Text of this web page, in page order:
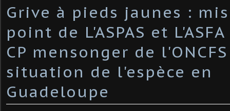
Grive à pieds jaunes :
point de L'ASPAS et
CP mensonger de
situation de l'espèce en
Guadeloupe